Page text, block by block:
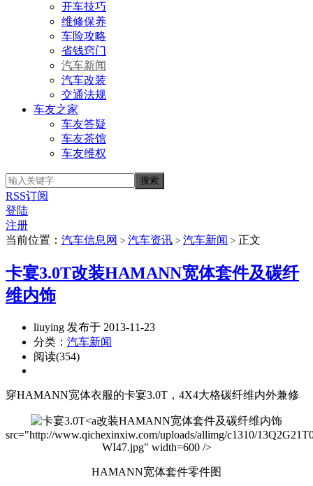
开车技巧
维修保养
车险攻略
省钱窍门
汽车新闻
汽车改装
交通法规
车友之家
车友答疑
车友茶馆
车友维权
RSS订阅
登陆
注册
当前位置： 汽车信息网 > 汽车资讯 > 汽车新闻 > 正文
卡宴3.0T改装HAMANN宽体套件及碳纤
维内饰
liuying 发布于 2013-11-23
分类： 汽车新闻
阅读(354)
穿HAMANN宽体衣服的卡宴3.0T，4X4大格碳纤维内外兼修
改装HAMANN宽体套件及碳纤维内饰
src="http://www.qichexinxiw.com/uploads/allimg/c1310/
WI47.jpg" width=600 />
HAMANN宽体套件零件图